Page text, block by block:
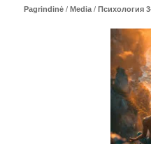
Pagrindinė / Media / Психология